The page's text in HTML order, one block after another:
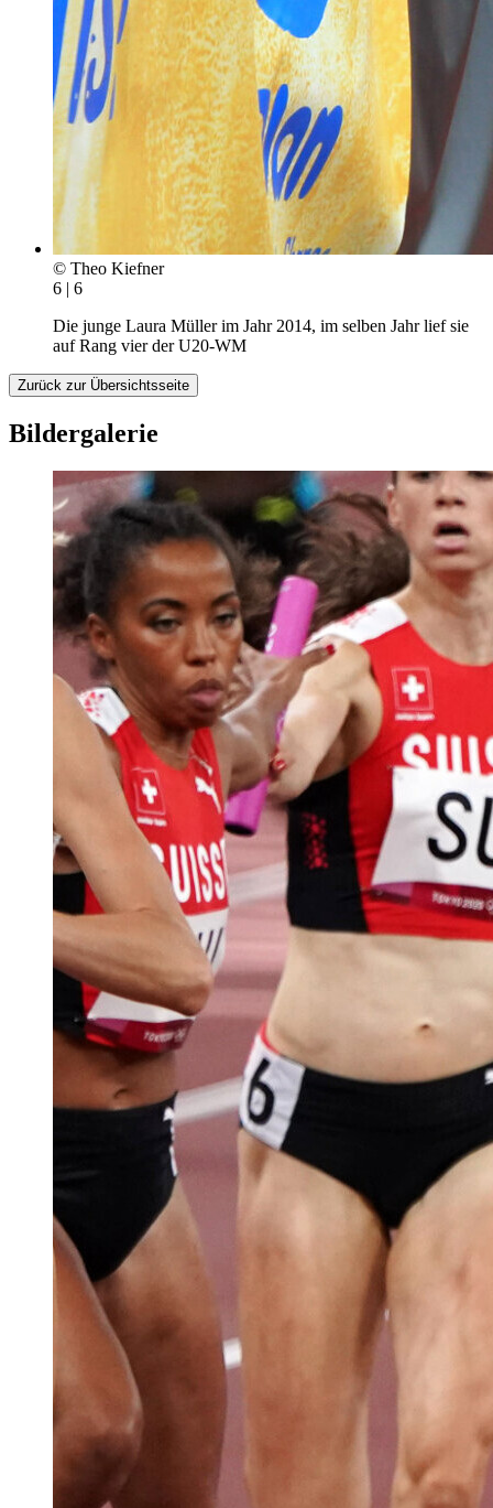
© Theo Kiefner
6 | 6
Die junge Laura Müller im Jahr 2014, im selben Jahr lief sie
auf Rang vier der U20-WM
Zurück zur Übersichtsseite
Bildergalerie